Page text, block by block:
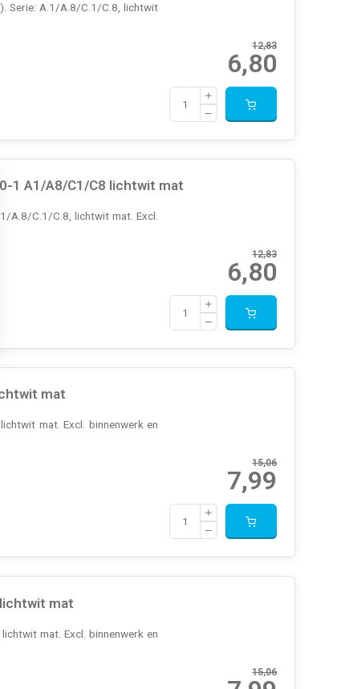
Serie: A.1/A.8/C.1/C.8, lichtwit
12,83
6,80
1 A1/A8/C1/C8 lichtwit mat
A.8/C.1/C.8, lichtwit mat. Excl.
12,83
6,80
mat
mat. Excl. binnenwerk en
15,06
7,99
mat
mat. Excl. binnenwerk en
15,06